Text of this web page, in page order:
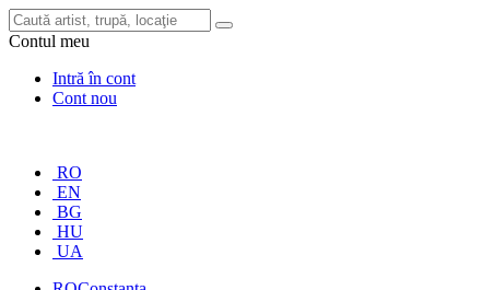
Contul meu
Intră în cont
Cont nou
RO
EN
BG
HU
UA